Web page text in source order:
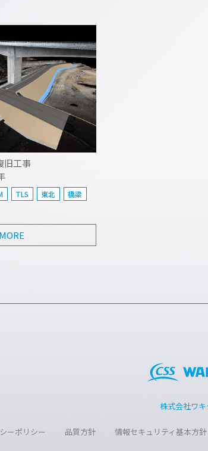
旧工事
TLS 東北
橋梁
MORE
ーポリシー 品質方針 情報セキュリティ基本方針